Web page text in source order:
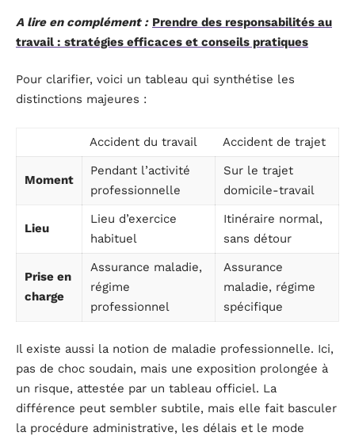
A lire en complément : Prendre des responsabilités au
travail : stratégies efficaces et conseils pratiques
Pour clarifier, voici un tableau qui synthétise les
distinctions majeures :
Accident du travail Accident de trajet
Moment
Pendant l’activité
professionnelle
Sur le trajet
domicile-travail
Lieu
Lieu d’exercice
habituel
Itinéraire normal,
sans détour
Prise en
charge
Assurance maladie,
régime
professionnel
Assurance
maladie, régime
spécifique
Il existe aussi la notion de maladie professionnelle. Ici,
pas de choc soudain, mais une exposition prolongée à
un risque, attestée par un tableau officiel. La
différence peut sembler subtile, mais elle fait basculer
la procédure administrative, les délais et le mode